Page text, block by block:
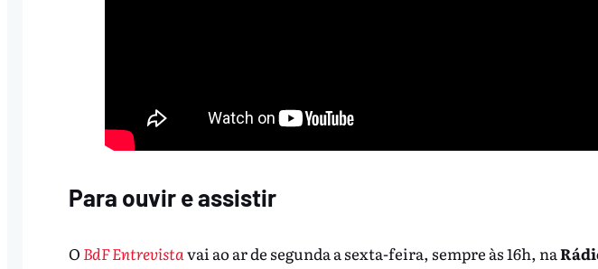
Para ouvir e assistir
O BdF Entrevista vai ao ar de segunda a sexta-feira, sempre às 16h, na